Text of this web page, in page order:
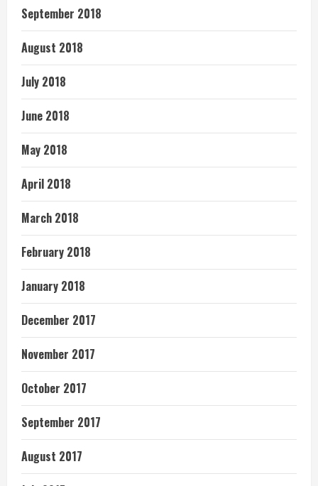
September 2018
August 2018
July 2018
June 2018
May 2018
April 2018
March 2018
February 2018
January 2018
December 2017
November 2017
October 2017
September 2017
August 2017